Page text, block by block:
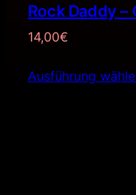
Rock Daddy –
14,00€
Ausführung